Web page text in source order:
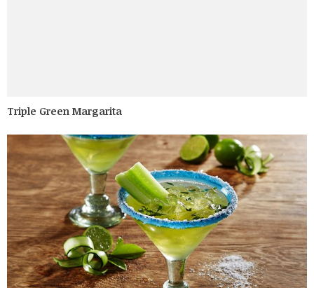
Triple Green Margarita